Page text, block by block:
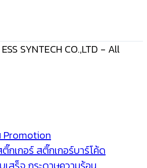
SYNTECH CO.,LTD - All
Promotion
กเกอร์ สติ๊กเกอร์บาร์โค้ด